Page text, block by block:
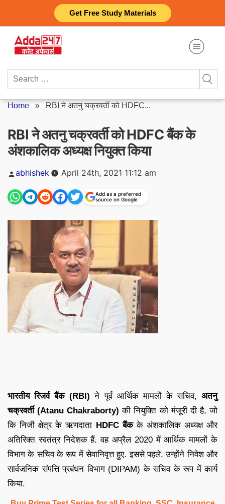
Get Free Study Materials
content
Search
Home » RBI ने अतनु चक्रवर्ती को HDFC...
RBI ने अतनु चक्रवर्ती को HDFC बैंक के
अंशकालिक अध्यक्ष नियुक्त किया
Posted
by
abhishek April 24th, 2021 11:12 am
Add as a preferred
source on Google
भारतीय रिजर्व बैंक (RBI) ने पूर्व आर्थिक मामलों के सचिव,अतनु
चक्रवर्ती (Atanu Chakraborty) की नियुक्ति को मंजूरी दी है, जो
कि निजी क्षेत्र के ऋणदाता HDFC बैंकके अंशकालिक अध्यक्ष और
अतिरिक्त स्वतंत्र निदेशक हैं. वह अप्रैल 2020 में आर्थिक मामलों के
विभाग के सचिव के रूप में सेवानिवृत्त हुए. इससे पहले, उन्होंने निवेश और
सार्वजनिक संपत्ति प्रबंधन विभाग (DIPAM) के सचिव के रूप में कार्य
किया.